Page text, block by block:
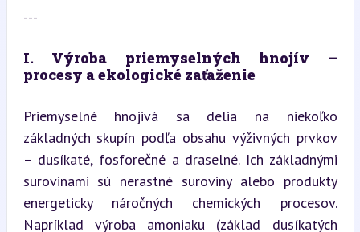
---
I. Výroba priemyselných hnojív –
procesy a ekologické zaťaženie
Priemyselné hnojivá sa delia na niekoľko
základných skupín podľa obsahu výživných prvkov
– dusíkaté, fosforečné a draselné. Ich základnými
surovinami sú nerastné suroviny alebo produkty
energeticky náročných chemických procesov.
Napríklad výroba amoniaku (základ dusíkatých